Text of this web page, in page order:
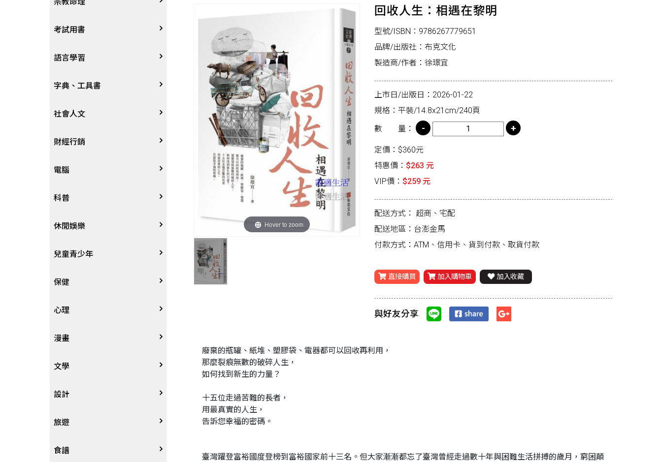
宗教命理
宗教
星象星座命理
考試用書
四技二專大學
國考、檢定
留學考試
學習法/考試方法
國中小參考書
語言學習
英語/美語
日語
韓語
歐語
東南亞語
閩南語/台語
其他語言
中文
字典、工具書
字辭典
百科、圖鑑
地圖集
其他工具書
社會人文
社會學、人文思想
法律
政治
軍事
哲學
歷史地理
歷史人物傳記
兩岸國際
財經行銷
行銷廣告
談判溝通
電子商務&趨勢
生涯規劃
經營管理、成功學
商學、經濟學
投資理財
人物傳記
職場工作術
電腦
軟體
硬體
技能檢定
電玩攻略
其他
科普
大自然動植物
天文地理
物理化學
科普
數學
航空
休閒娛樂
體育運動
音樂、樂譜
繪畫/書法
攝影
電影
棋藝桌遊
寵物
時尚、瘦身、芳療
兒童青少年
0~3歲
4~8歲
8~12歲
12~18歲
遊戲書
英語書
教育教養
保健
家庭、親子
疾病養生
醫療人文
心理
心理學
勵志成長
人際關係
生老病死
漫畫
漫畫
圖文繪本
限制級漫畫
文學
中文文學
中文詩詞
武俠小說
設計
藝術設計
居家佈置
旅遊
台灣
食譜
Hover to zoom
回收人生：相遇在黎明
型號/ISBN：9786267779651
品牌/出版社：布克文化
製造商/作者：徐璟宜
上市日/出版日：2026-01-22
規格：平裝/14.8x21cm/240頁
數 量：
定價：$360元
特惠價： $263 元
VIP價： $259 元
配送方式： 超商、宅配
配送地區：台澎金馬
付款方式：ATM、信用卡、貨到付款、取貨付款
直接購買 加入購物車 加入收藏
與好友分享
廢棄的瓶罐、紙堆、塑膠袋、電器都可以回收再利用，
那麼裂痕無數的破碎人生，
如何找到新生的力量？
十五位走過苦難的長者，
用最真實的人生，
告訴您幸福的密碼。
臺灣躍登富裕國度登榜到富裕國家前十三名。但大家漸漸都忘了臺灣曾經走過數十年與困難生活拼搏的歲月，窮困顛